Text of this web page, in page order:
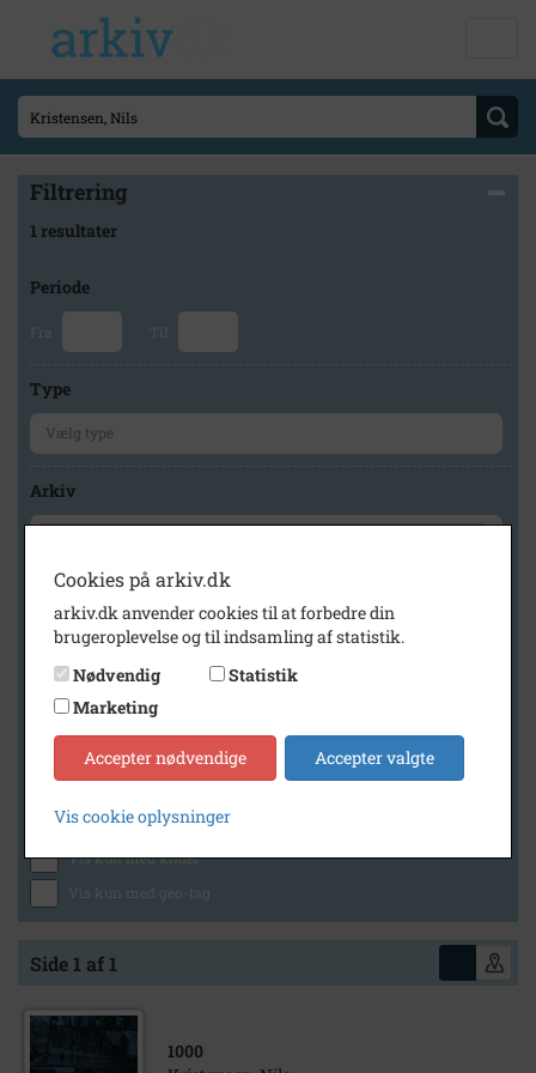
Filtrering
1 resultater
Periode
Fra Til
Type
Arkiv
Geografi
Generelt
Vis kun med billeder
Vis kun med lydklip
Vis kun med kilder
Vis kun med geo-tag
Side 1 af 1
1000
Cookies på arkiv.dk
arkiv.dk anvender cookies til at forbedre din
brugeroplevelse og til indsamling af statistik.
Nødvendig
Statistik
Marketing
Accepter nødvendige Accepter valgte
Vis cookie oplysninger